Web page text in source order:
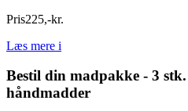
Pris225,-kr.
Læs mere i
Bestil din madpakke - 3 stk.
håndmadder